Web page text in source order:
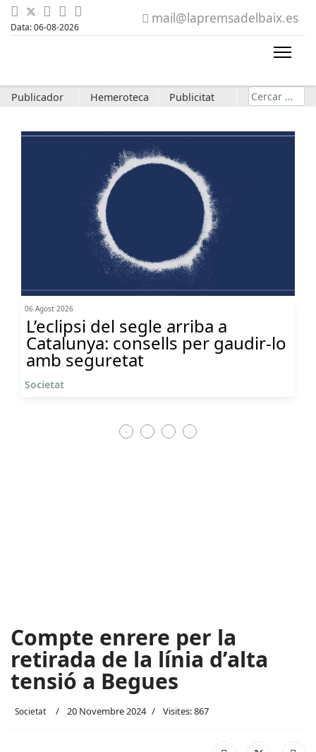
Data: 06-08-2026
mail@lapremsadelbaix.es
Publicador Hemeroteca Publicitat Cerca
06 Agost 2026
L’eclipsi del segle arriba a
Catalunya: consells per gaudir-lo
amb seguretat
Societat
Compte enrere per la
retirada de la línia d’alta
tensió a Begues
Societat 20 Novembre 2024 Visites: 867